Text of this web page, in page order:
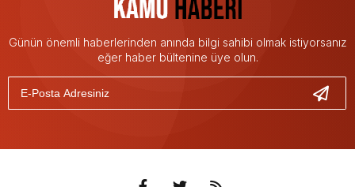
Günün önemli haberlerinden anında bilgi sahibi olmak istiyorsanız
eğer haber bültenine üye olun.